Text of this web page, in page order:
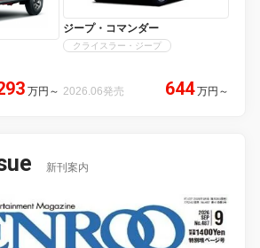
万円 ～
ジープ・コマンダー
クライスラー・ジープ
2026.06発売 644万円 ～
新刊案内